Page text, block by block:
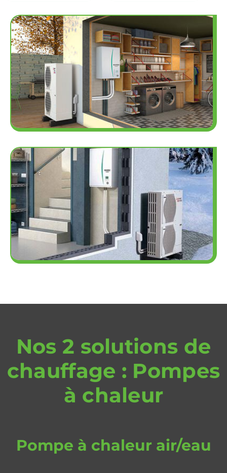
Nos 2 solutions de
chauffage : Pompes
à chaleur
Pompe à chaleur air/eau